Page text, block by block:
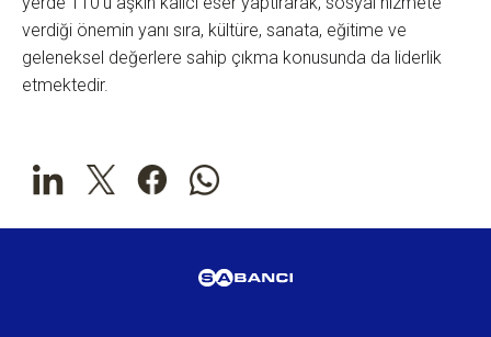
verdiği önemin yanı sıra, kültüre, sanata, eğitime ve
geleneksel değerlere sahip çıkma konusunda da liderlik
etmektedir.